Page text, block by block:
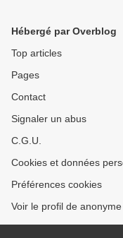
Hébergé par Overblog
Top articles
Pages
Contact
Signaler un abus
C.G.U.
Cookies et données
Préférences cookies
Voir le profil de